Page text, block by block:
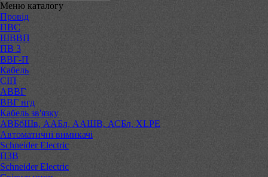
Меню каталогу
Провід
ПВС
ШВВП
ПВ 3
ВВГ-П
Кабель
СІП
АВВГ
ВВГ нгд
Кабель зв'язку
АВБбШв, ААБл, ААШВ, АСБл, XLPE
Автоматичні вимикачі
Schneider Electric
ПЗВ
Schneider Electric